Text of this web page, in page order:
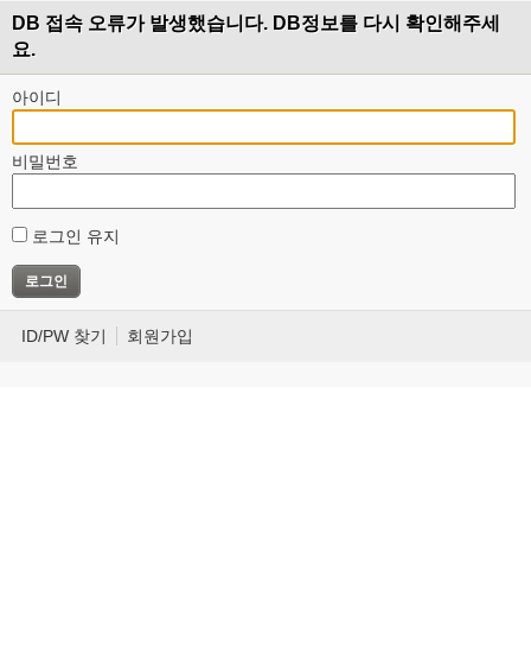
DB 접속 오류가 발생했습니다. DB정보를 다시 확인해주세
요.
아이디
비밀번호
로그인 유지
ID/PW 찾기 회원가입